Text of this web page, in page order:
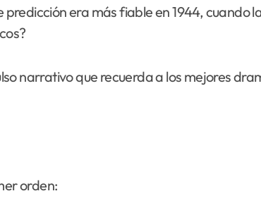
era más fiable en 1944,
narrativo que recuerda a los mejores
orden: